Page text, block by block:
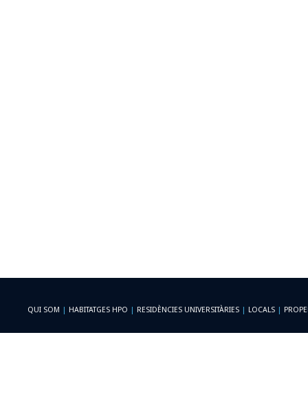
QUI SOM | HABITATGES HPO | RESIDÈNCIES UNIVERSITÀRIES | LOCALS |